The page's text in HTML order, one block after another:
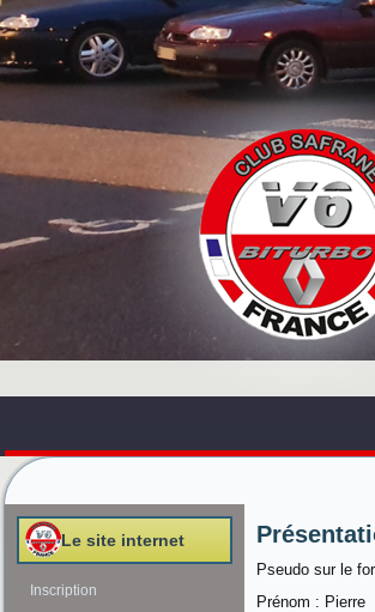
Le site internet
Inscription
Pseudo sur le
Prénom : Pierre